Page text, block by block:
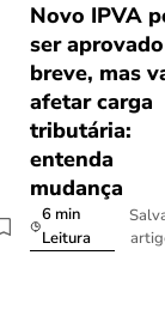
Novo IPVA
ser
breve, mas
afetar carga
tributária:
entenda
mudança
6 min
Leitura